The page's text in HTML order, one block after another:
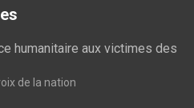
humanitaire aux victimes des
de la nation